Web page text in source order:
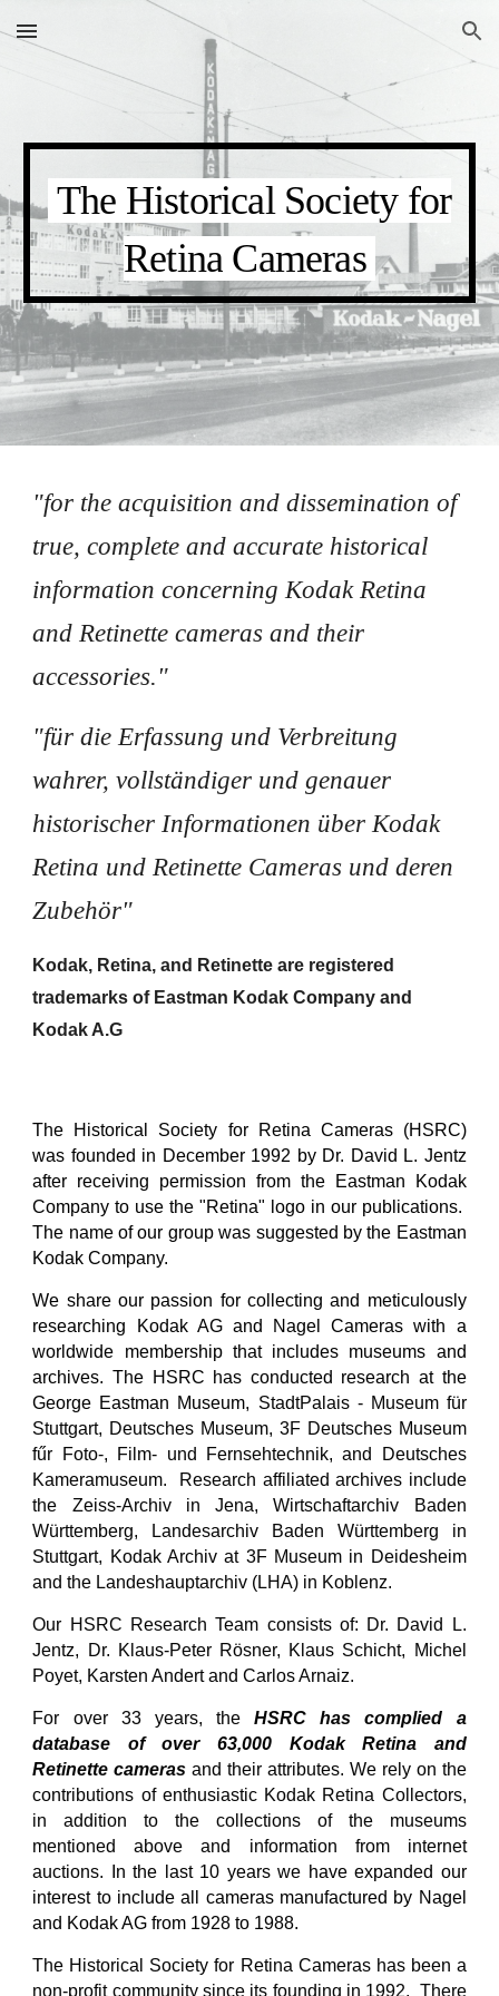
Skip to main content Skip to navigation
The Historical Society for
Retina Cameras
"for the acquisition and dissemination of
true, complete and accurate historical
information concerning Kodak Retina
and Retinette cameras and their
accessories."
"für die Erfassung und Verbreitung
wahrer, vollständiger und genauer
historischer Informationen über Kodak
Retina und Retinette Cameras und deren
Zubehör"
Kodak, Retina, and Retinette are registered
trademarks of Eastman Kodak Company and
Kodak A.G
The Historical Society for Retina Cameras (HSRC)
was founded in December 1992 by Dr. David L. Jentz
after receiving permission from the Eastman Kodak
Company to use the "Retina" logo in our publications.
The name of our group was suggested by the Eastman
Kodak Company.
We share our passion for collecting and meticulously
researching Kodak AG and Nagel Cameras with a
worldwide membership that includes museums and
archives. The HSRC has conducted research at the
George Eastman Museum, StadtPalais - Museum für
Stuttgart, Deutsches Museum, 3F Deutsches Museum
fűr Foto-, Film- und Fernsehtechnik, and Deutsches
Kameramuseum. Research affiliated archives include
the Zeiss-Archiv in Jena, Wirtschaftarchiv Baden
Württemberg, Landesarchiv Baden Württemberg in
Stuttgart, Kodak Archiv at 3F Museum in Deidesheim
and the Landeshauptarchiv (LHA) in Koblenz.
Our HSRC Research Team consists of: Dr. David L.
Jentz, Dr. Klaus-Peter Rösner, Klaus Schicht, Michel
Poyet, Karsten Andert and Carlos Arnaiz.
For over 33 years, theHSRC has complied a
database of over 63,000 Kodak Retina and
Retinette cameras and their attributes. We rely on the
contributions of enthusiastic Kodak Retina Collectors,
in addition to the collections of the museums
mentioned above and information from internet
auctions.
In the last 10 years we have expanded our
interest to include all cameras manufactured by Nagel
and Kodak AG from 1928 to 1988.
The Historical Society for Retina Cameras has been a
non-profit community since its founding in 1992. There